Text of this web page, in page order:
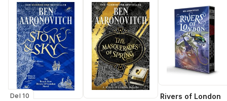
Del 10
Rivers of London